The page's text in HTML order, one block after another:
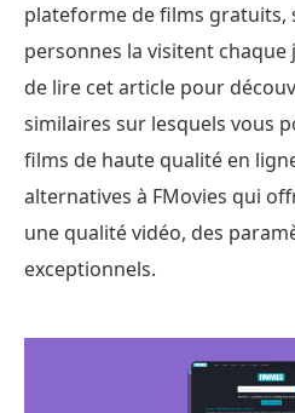
plateforme de films
personnes la visitent chaque
de lire cet article pour
similaires sur lesquels vous
films de haute qualité en
alternatives à FMovies qui
une qualité vidéo, des
exceptionnels.